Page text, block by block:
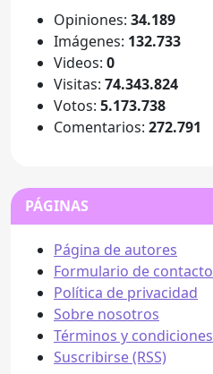
Opiniones: 34.189
Imágenes: 132.733
Videos: 0
Visitas: 74.343.824
Votos: 5.173.738
Comentarios: 272.791
PÁGINAS
Página de autores
Formulario de contacto
Política de privacidad
Sobre nosotros
Términos y condiciones
Suscribirse (RSS)